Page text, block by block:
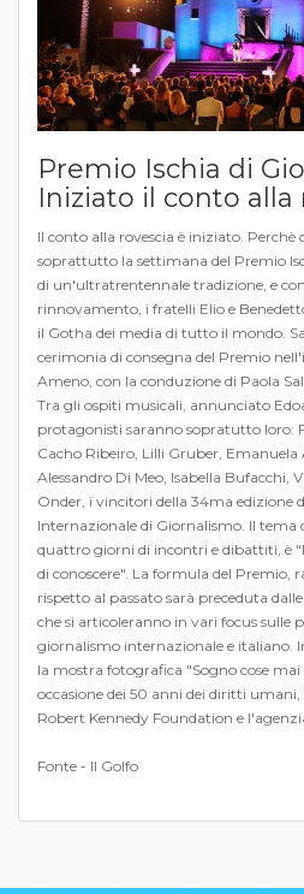
Premio Ischia di
Iniziato il conto alla
Il conto alla rovescia è iniziato. Perchè
soprattutto la settimana del Premio
di un'ultratrentennale tradizione, e
rinnovamento, i fratelli Elio e
il Gotha dei media di tutto il mondo.
cerimonia di consegna del Premio
Ameno, con la conduzione di Paola
Tra gli ospiti musicali, annunciato
protagonisti saranno sopratutto loro:
Cacho Ribeiro, Lilli Gruber, Emanuela
Alessandro Di Meo, Isabella Bufacchi,
Onder, i vincitori della 34ma edizione
Internazionale di Giornalismo. Il tema
quattro giorni di incontri e dibattiti, è
di conoscere". La formula del Premio,
rispetto al passato sarà preceduta
che si articoleranno in vari focus sulle
giornalismo internazionale e italiano.
la mostra fotografica "Sogno cose
occasione dei 50 anni dei diritti
Robert Kennedy Foundation e
Fonte - Il Golfo